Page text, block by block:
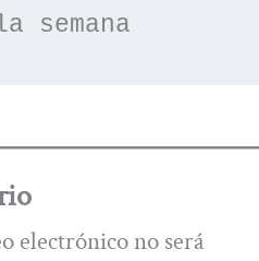
semana
electrónico no será